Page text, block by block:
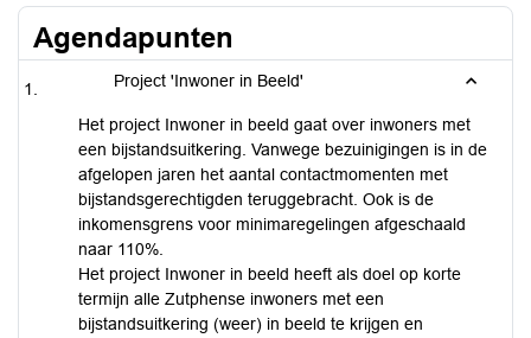
Agendapunten
Project 'Inwoner in Beeld'
Het project Inwoner in beeld gaat over inwoners met
een bijstandsuitkering. Vanwege bezuinigingen is in de
afgelopen jaren het aantal contactmomenten met
bijstandsgerechtigden teruggebracht. Ook is de
inkomensgrens voor minimaregelingen afgeschaald
naar 110%.
Het project Inwoner in beeld heeft als doel op korte
termijn alle Zutphense inwoners met een
bijstandsuitkering (weer) in beeld te krijgen en